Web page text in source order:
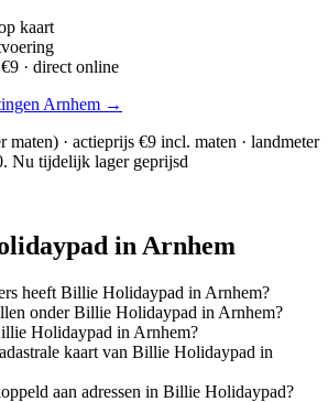
kaart
· direct online
Arnhem →
maten) · actieprijs €9 incl. maten · landmeter
Nu tijdelijk lager geprijsd
in Arnhem
heeft Billie Holidaypad in Arnhem?
onder Billie Holidaypad in Arnhem?
Holidaypad in Arnhem?
kaart van Billie Holidaypad in
aan adressen in Billie Holidaypad?